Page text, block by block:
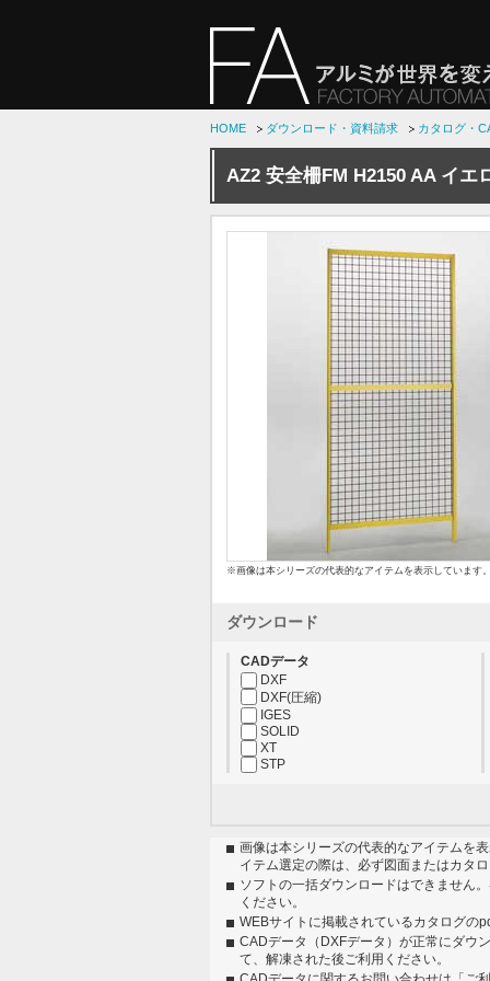
HOME ダウンロード・資料請求 カタログ・
AZ2 安全柵FM H2150 AA イエ
※画像は本シリーズの代表的なアイテムを表示しています。
ダウンロード
CADデータ
DXF
DXF(圧縮)
IGES
SOLID
XT
STP
画像は本シリーズの代表的なアイテムを
イテム選定の際は、必ず図面またはカタ
ソフトの一括ダウンロードはできません
ください。
WEBサイトに掲載されているカタログの
CADデータ（DXFデータ）が正常にダウ
て、解凍された後ご利用ください。